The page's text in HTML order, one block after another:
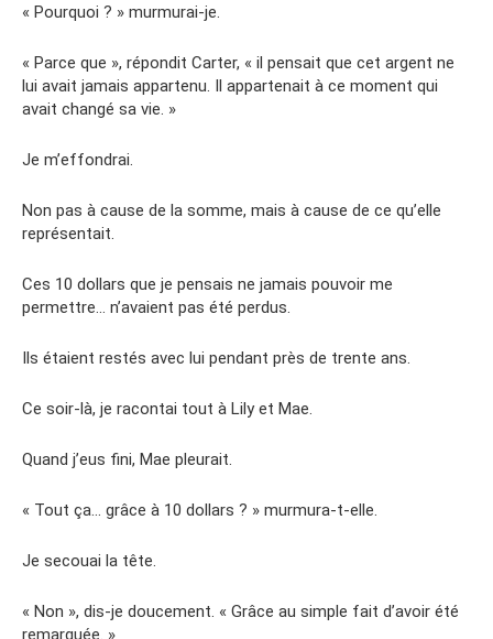
« Pourquoi ? » murmurai-je.
« Parce que », répondit Carter, « il pensait que cet argent ne
lui avait jamais appartenu. Il appartenait à ce moment qui
avait changé sa vie. »
Je m’effondrai.
Non pas à cause de la somme, mais à cause de ce qu’elle
représentait.
Ces 10 dollars que je pensais ne jamais pouvoir me
permettre… n’avaient pas été perdus.
Ils étaient restés avec lui pendant près de trente ans.
Ce soir-là, je racontai tout à Lily et Mae.
Quand j’eus fini, Mae pleurait.
« Tout ça… grâce à 10 dollars ? » murmura-t-elle.
Je secouai la tête.
« Non », dis-je doucement. « Grâce au simple fait d’avoir été
remarquée. »